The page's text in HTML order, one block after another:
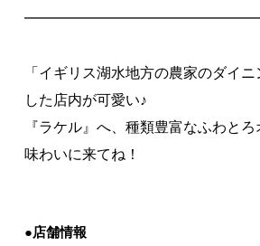
「イギリス湖水地方の農家のダイ
した店内が可愛い♪
『ラケル』へ、種類豊富なふわと
味わいに来てね！
●店舗情報